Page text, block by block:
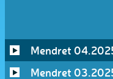
Mendret
Mendret